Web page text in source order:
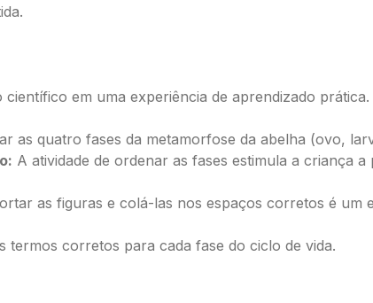
em uma experiência de aprendizado
as quatro fases da metamorfose da abelha (ovo,
A atividade de ordenar as fases estimula a criança
as figuras e colá-las nos espaços corretos é um
termos corretos para cada fase do ciclo de vida.